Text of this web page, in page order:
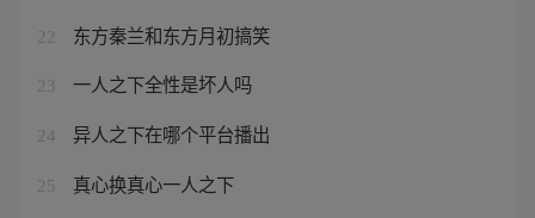
22 东方秦兰和东方月初搞笑
23 一人之下全性是坏人吗
24 异人之下在哪个平台播出
25 真心换真心一人之下